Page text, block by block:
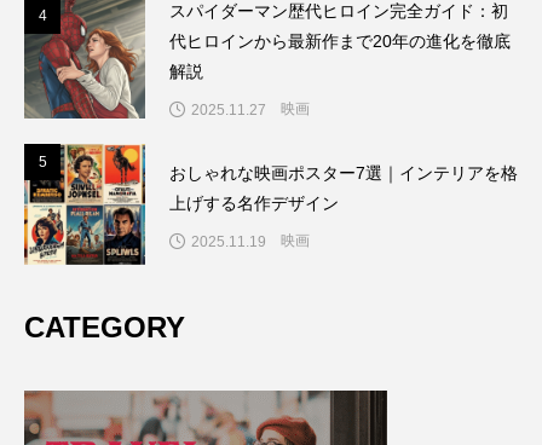
4
スパイダーマン歴代ヒロイン完全ガイド：初
代ヒロインから最新作まで20年の進化を徹底
解説
2025.11.27 映画
5
おしゃれな映画ポスター7選｜インテリアを格
上げする名作デザイン
2025.11.19 映画
CATEGORY